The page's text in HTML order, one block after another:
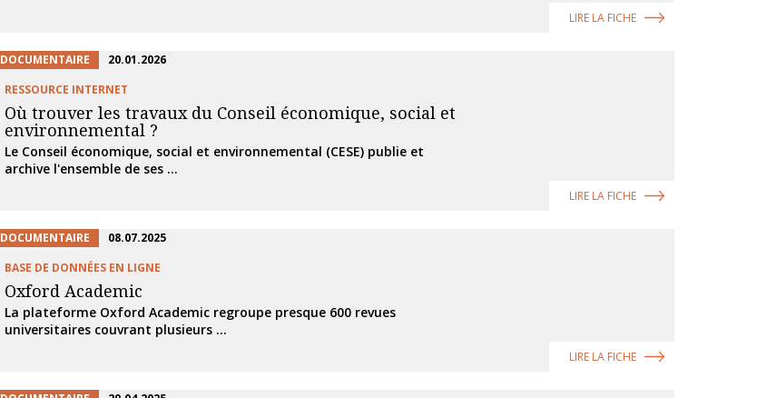
LIRE LA FICHE
DOCUMENTAIRE
20.01.2026
RESSOURCE INTERNET
Où trouver les travaux du Conseil économique, social et
environnemental ?
Le Conseil économique, social et environnemental (CESE) publie et
archive l'ensemble de ses ...
LIRE LA FICHE
DOCUMENTAIRE
08.07.2025
BASE DE DONNÉES EN LIGNE
Oxford Academic
La plateforme Oxford Academic regroupe presque 600 revues
universitaires couvrant plusieurs ...
LIRE LA FICHE